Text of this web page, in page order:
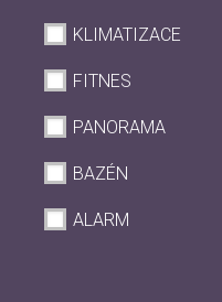
KLIMATIZACE
FITNES
PANORAMA
BAZÉN
ALARM